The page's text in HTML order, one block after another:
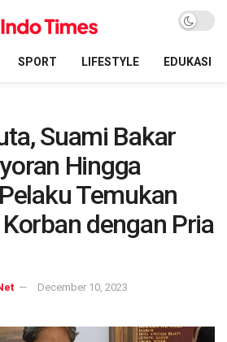
SPORT LIFESTYLE EDUKASI
Suami Bakar
Hingga
Temukan
dengan Pria
December 10, 2023